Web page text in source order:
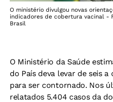
O ministério divulgou novas
indicadores de cobertura vacinal -
Brasil
O Ministério da Saúde
do País deva levar de seis
para ser contornado. Nos
relatados 5.404 casos da